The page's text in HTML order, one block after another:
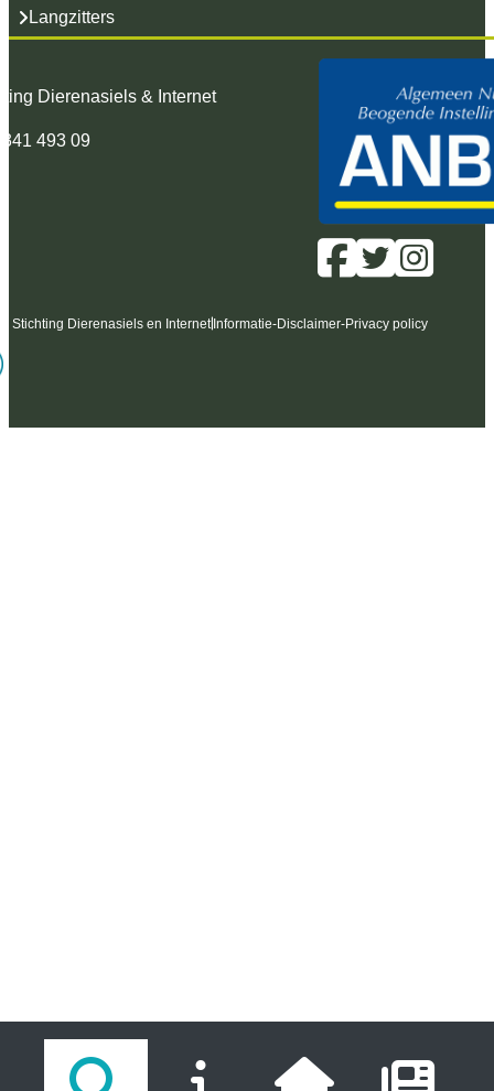
Langzitters
Dierenasiels & Internet
493 09
Stichting Dierenasiels en Internet Informatie-Disclaimer-Privacy policy